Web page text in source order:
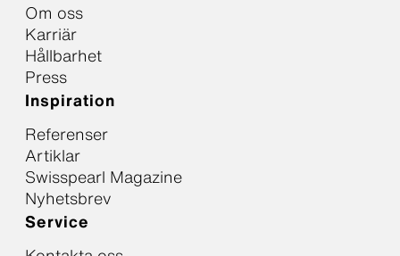
Om oss
Karriär
Hållbarhet
Press
Inspiration
Referenser
Artiklar
Swisspearl Magazine
Nyhetsbrev
Service